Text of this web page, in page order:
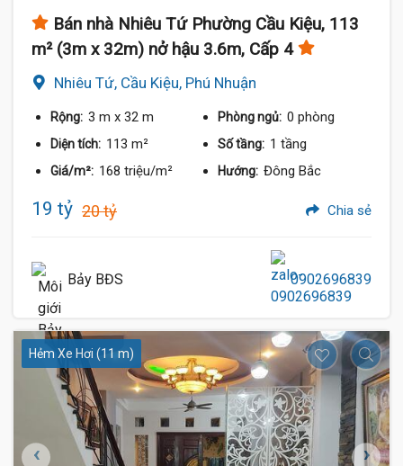
Bán nhà Nhiêu Tứ Phường Cầu Kiệu, 113
m² (3m x 32m) nở hậu 3.6m, Cấp 4
Nhiêu Tứ, Cầu Kiệu, Phú Nhuận
Rộng: 3 m x 32 m Phòng ngủ: 0 phòng
Diện tích: 113 m² Số tầng: 1 tầng
Giá/m²: 168 triệu/m² Hướng: Đông Bắc
19 tỷ 20 tỷ Chia sẻ
Bảy BĐS 0902696839
Hẻm Xe Hơi (11 m)